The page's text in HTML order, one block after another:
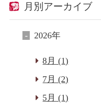
月別アーカイブ
2026年
8月 (1)
7月 (2)
5月 (1)